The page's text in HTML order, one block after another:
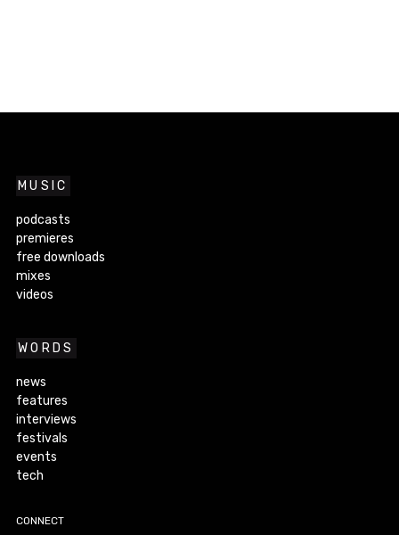
MUSIC
podcasts
premieres
free downloads
mixes
videos
WORDS
news
features
interviews
festivals
events
tech
CONNECT